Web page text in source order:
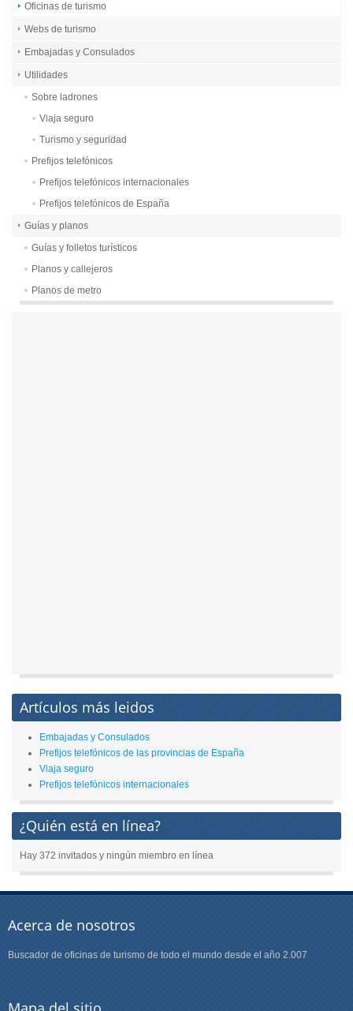
Oficinas de turismo
Webs de turismo
Embajadas y Consulados
Utilidades
Sobre ladrones
Viaja seguro
Turismo y seguridad
Prefijos telefónicos
Prefijos telefónicos internacionales
Prefijos telefónicos de España
Guías y planos
Guías y folletos turísticos
Planos y callejeros
Planos de metro
Artículos más leidos
Embajadas y Consulados
Prefijos telefónicos de las provincias de España
Viaja seguro
Prefijos telefónicos internacionales
¿Quién está en línea?
Hay 372 invitados y ningún miembro en línea
Acerca de nosotros
Buscador de oficinas de turismo de todo el mundo desde el año 2.007